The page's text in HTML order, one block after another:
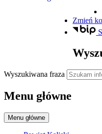
Zmień
Wyszukiwana fraza
Menu główne
Menu główne